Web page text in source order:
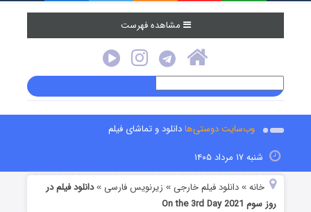
مشاهده فهرست
وب‌سایت دوستی‌هادانلود و تماشای فیلم
شنبه ۱۷ مرداد ۱۴۰۵
خانه »دانلود فیلم خارجی » زیرنویس فارسی »دانلود فیلم در
روز سوم On the 3rd Day 2021